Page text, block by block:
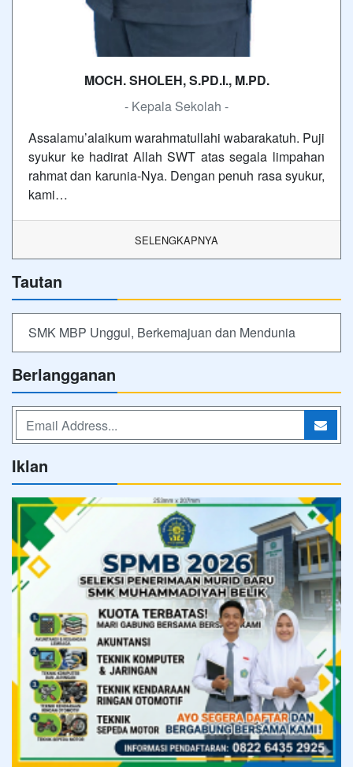
MOCH. SHOLEH, S.PD.I., M.PD.
- Kepala Sekolah -
Assalamu’alaikum warahmatullahi wabarakatuh. Puji
syukur ke hadirat Allah SWT atas segala limpahan
rahmat dan karunia-Nya. Dengan penuh rasa syukur,
kami…
SELENGKAPNYA
Tautan
SMK MBP Unggul, Berkemajuan dan Mendunia
Berlangganan
Iklan